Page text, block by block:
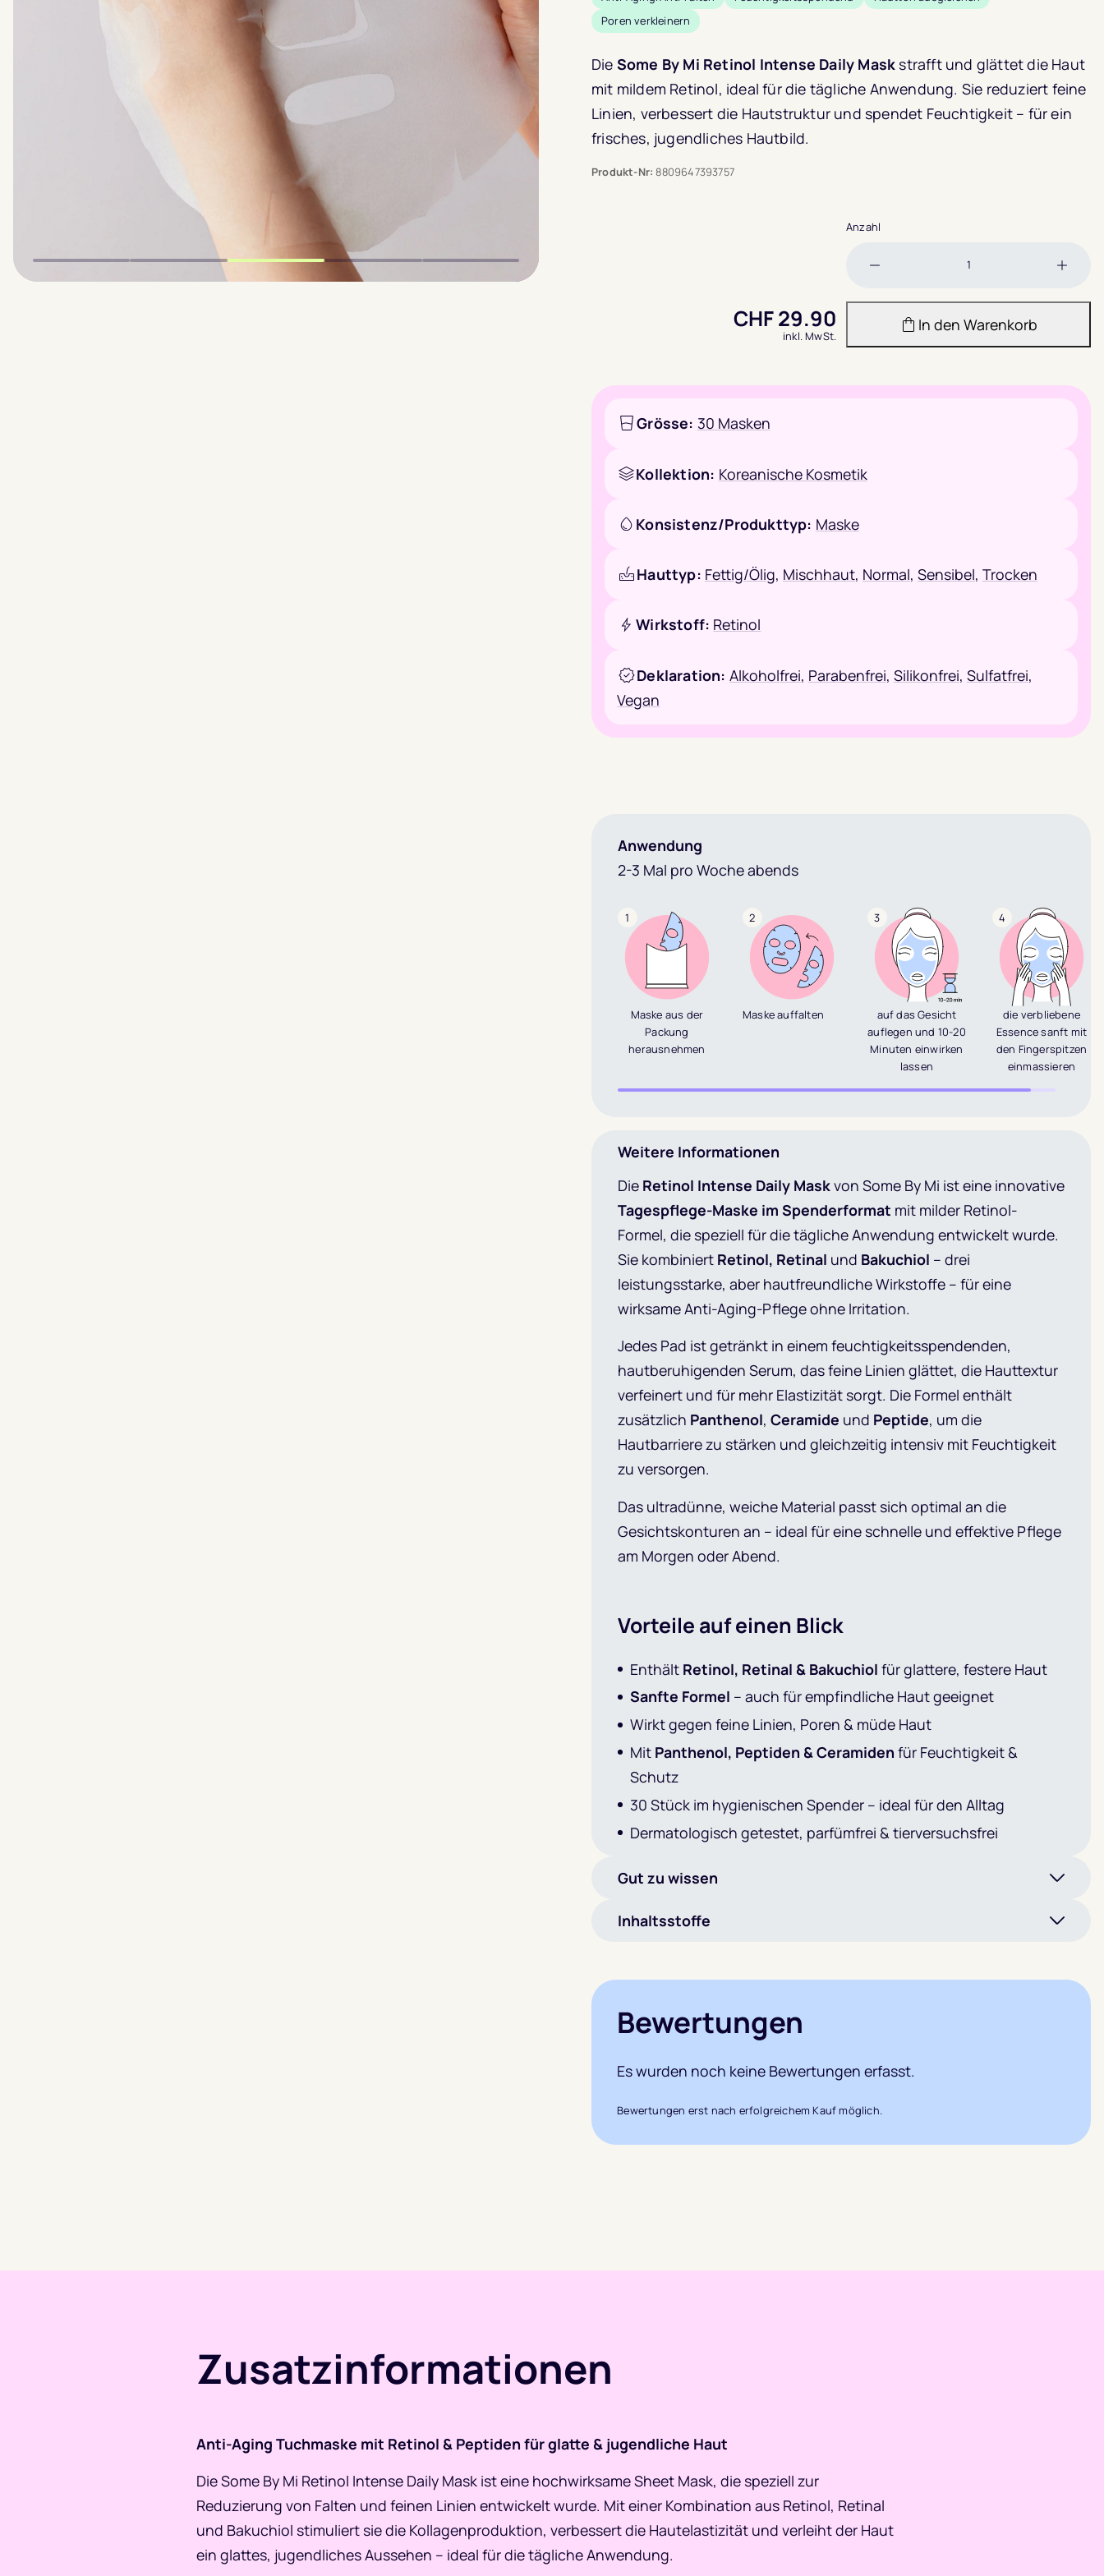
Poren verkleinern
Die Some By Mi Retinol Intense Daily Maskstrafft und glättet die Haut
mit mildem Retinol, ideal für die tägliche Anwendung. Sie reduziert feine
Linien, verbessert die Hautstruktur und spendet Feuchtigkeit – für ein
frisches, jugendliches Hautbild.
Produkt-Nr: 8809647393757
Anzahl
verringern
CHF29.90
inkl. MwSt.
In den Warenkorb
Grösse: 30 Masken
Kollektion: Koreanische Kosmetik
Konsistenz/Produkttyp: Maske
Hauttyp: Fettig/Ölig, Mischhaut, Normal,Sensibel,Trocken
Wirkstoff: Retinol
Deklaration: Alkoholfrei, Parabenfrei, Silikonfrei, Sulfatfrei,
Vegan
Anwendung
2-3 Mal pro Woche abends
1
Maske aus der
Packung
herausnehmen
2
Maske auffalten
3
auf das Gesicht
auflegen und 10-20
Minuten einwirken
lassen
4
die verbliebene
Essence sanft mit
den Fingerspitzen
einmassieren
Weitere Informationen
Die Retinol Intense Daily Maskvon Some By Mi ist eine innovative
Tagespflege-Maske im Spenderformat mit milder Retinol-
Formel, die speziell für die tägliche Anwendung entwickelt wurde.
Sie kombiniert Retinol, Retinal und Bakuchiol – drei
leistungsstarke, aber hautfreundliche Wirkstoffe – für eine
wirksame Anti-Aging-Pflege ohne Irritation.
Jedes Pad ist getränkt in einem feuchtigkeitsspendenden,
hautberuhigenden Serum, das feine Linien glättet, die Hauttextur
verfeinert und für mehr Elastizität sorgt. Die Formel enthält
zusätzlich Panthenol, Ceramide und Peptide, um die
Hautbarriere zu stärken und gleichzeitig intensiv mit Feuchtigkeit
zu versorgen.
Das ultradünne, weiche Material passt sich optimal an die
Gesichtskonturen an – ideal für eine schnelle und effektive Pflege
am Morgen oder Abend.
Vorteile auf einen Blick
Enthält Retinol, Retinal & Bakuchiol für glattere, festere Haut
Sanfte Formel – auch für empfindliche Haut geeignet
Wirkt gegen feine Linien, Poren & müde Haut
Mit Panthenol, Peptiden & Ceramiden für Feuchtigkeit &
Schutz
30 Stück im hygienischen Spender – ideal für den Alltag
Dermatologisch getestet, parfümfrei & tierversuchsfrei
Gut zu wissen
Inhaltsstoffe
Bewertungen
Es wurden noch keine Bewertungen erfasst.
Bewertungen erst nach erfolgreichem Kauf möglich.
Zusatzinformationen
Anti-Aging Tuchmaske mit Retinol & Peptiden für glatte & jugendliche Haut
Die Some By Mi Retinol Intense Daily Mask ist eine hochwirksame Sheet Mask, die speziell zur
Reduzierung von Falten und feinen Linien entwickelt wurde. Mit einer Kombination aus Retinol, Retinal
und Bakuchiol stimuliert sie die Kollagenproduktion, verbessert die Hautelastizität und verleiht der Haut
ein glattes, jugendliches Aussehen – ideal für die tägliche Anwendung.